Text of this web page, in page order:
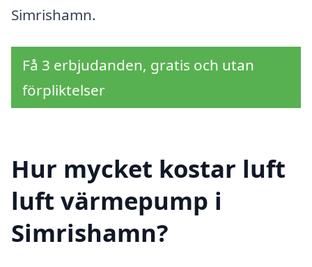
Simrishamn.
Få 3 erbjudanden, gratis och utan
förpliktelser
Hur mycket kostar luft
luft värmepump i
Simrishamn?